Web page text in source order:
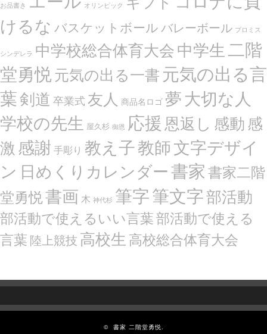
お品書き オリンピック
けるな バスケットボール バレーボール プロミス
シンデレラ 中学校総合体育大会 中学生 二階
堂勇悦 元気の出る一書 元気の出る言
葉剣道 卒業式 友人 商品名ロゴ 夢 大切な人
学校の先生 屋久杉 御恩 応援 恩返し 感動 感
激 感謝 手彫り 教え子教師文字デザイ
ン 日めくりカレンダー 書家 書家二階
堂勇悦書画 木 神代杉 筆字筆文字部活動
部活動で使えるいい言葉部活動で使える
言葉 陸上競技 高校生 高校総合体育大会
© 書家 二階堂勇悦.